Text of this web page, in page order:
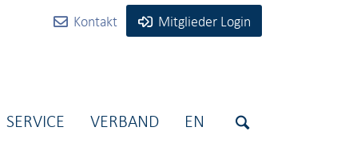
Kontakt Mitglieder Login
SERVICE VERBAND EN